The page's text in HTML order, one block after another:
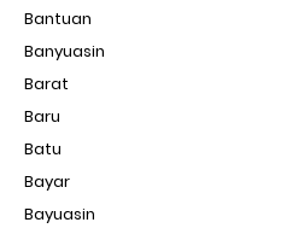
Bantuan
Banyuasin
Barat
Baru
Batu
Bayar
Bayuasin